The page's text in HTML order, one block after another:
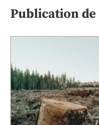
Publication de